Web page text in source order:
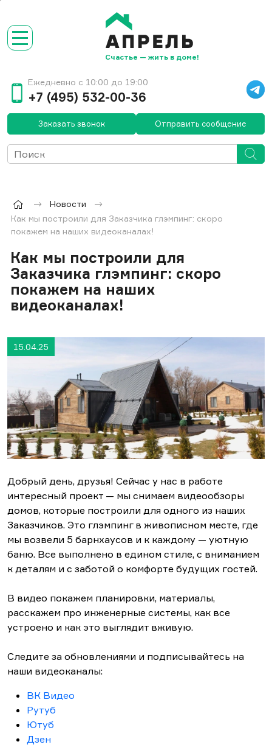
Счастье — жить в доме!
Ежедневно с 10:00 до 19:00
+7 (495) 532-00-36
Заказать звонок Отправить сообщение
Новости
Как мы построили для Заказчика глэмпинг: скоро
покажем на наших видеоканалах!
Как мы построили для
Заказчика глэмпинг: скоро
покажем на наших
видеоканалах!
15.04.25
Добрый день, друзья! Сейчас у нас в работе
интересный проект — мы снимаем видеообзоры
домов, которые построили для одного из наших
Заказчиков. Это глэмпинг в живописном месте, где
мы возвели 5 барнхаусов и к каждому — уютную
баню. Все выполнено в едином стиле, с вниманием
к деталям и с заботой о комфорте будущих гостей.
В видео покажем планировки, материалы,
расскажем про инженерные системы, как все
устроено и как это выглядит вживую.
Следите за обновлениями и подписывайтесь на
наши видеоканалы:
ВК Видео
Рутуб
Ютуб
Дзен